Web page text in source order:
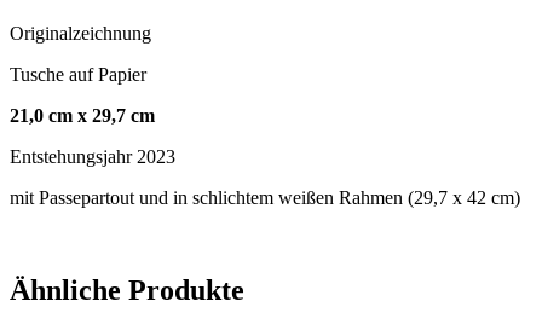
Originalzeichnung
Tusche auf Papier
21,0 cm x 29,7 cm
Entstehungsjahr 2023
mit Passepartout und in schlichtem weißen Rahmen (29,7 x 42 cm)
Ähnliche Produkte